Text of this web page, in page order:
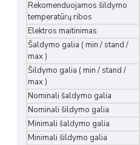
Rekomenduojamos šildymo
temperatūrų ribos
Elektros maitinimas
Šaldymo galia ( min / stand /
max )
Šildymo galia ( min / stand /
max )
Nominali šaldymo galia
Nominali šildymo galia
Minimali šaldymo galia
Minimali šildymo galia